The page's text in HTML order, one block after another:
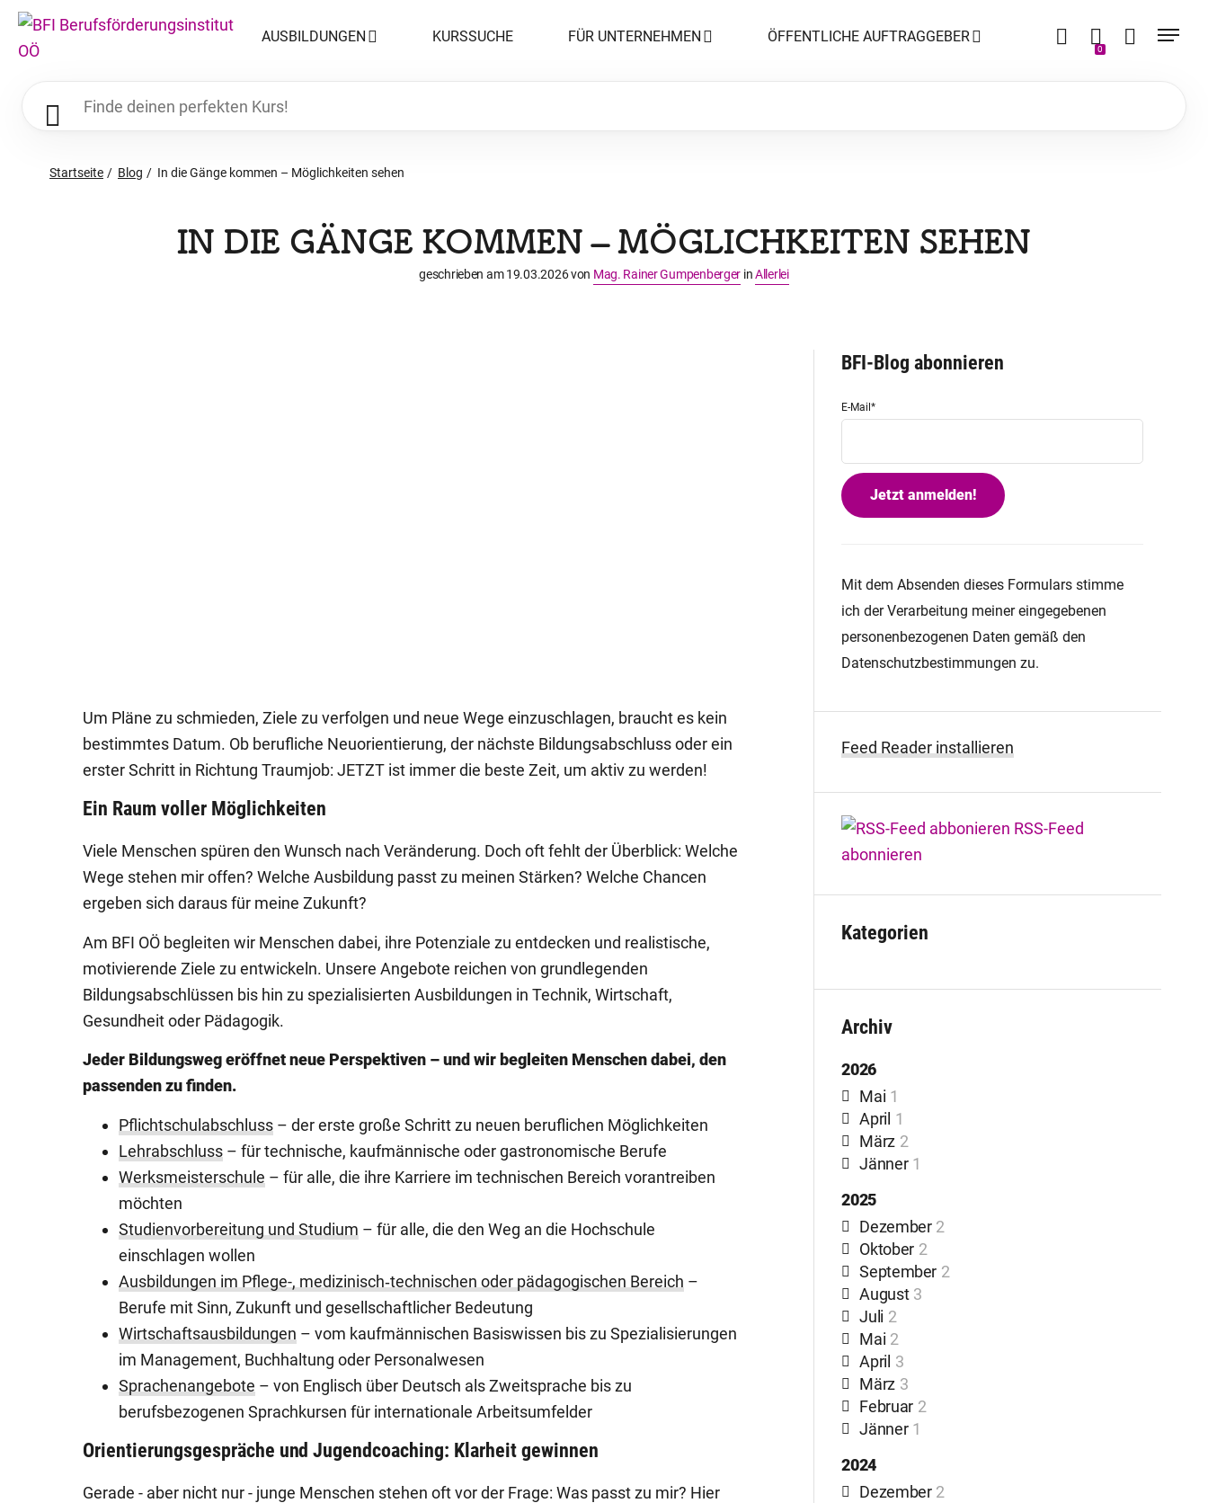
AUSBILDUNGEN KURSSUCHE FÜR UNTERNEHMEN ÖFFENTLICHE AUFTRAGGEBER
0
Startseite Blog In die Gänge kommen – Möglichkeiten sehen
IN DIE GÄNGE KOMMEN – MÖGLICHKEITEN SEHEN
geschrieben am19.03.2026von Mag. Rainer Gumpenberger inAllerlei
Um Pläne zu schmieden, Ziele zu verfolgen und neue Wege einzuschlagen, braucht es kein
bestimmtes Datum. Ob berufliche Neuorientierung, der nächste Bildungsabschluss oder ein
erster Schritt in Richtung Traumjob: JETZT ist immer die beste Zeit, um aktiv zu werden!
Ein Raum voller Möglichkeiten
Viele Menschen spüren den Wunsch nach Veränderung. Doch oft fehlt der Überblick: Welche
Wege stehen mir offen? Welche Ausbildung passt zu meinen Stärken? Welche Chancen
ergeben sich daraus für meine Zukunft?
Am BFI OÖ begleiten wir Menschen dabei, ihre Potenziale zu entdecken und realistische,
motivierende Ziele zu entwickeln. Unsere Angebote reichen von grundlegenden
Bildungsabschlüssen bis hin zu spezialisierten Ausbildungen in Technik, Wirtschaft,
Gesundheit oder Pädagogik.
Jeder Bildungsweg eröffnet neue Perspektiven – und wir begleiten Menschen dabei, den
passenden zu finden.
Pflichtschulabschluss – der erste große Schritt zu neuen beruflichen Möglichkeiten
Lehrabschluss – für technische, kaufmännische oder gastronomische Berufe
Werksmeisterschule – für alle, die ihre Karriere im technischen Bereich vorantreiben
möchten
Studienvorbereitung und Studium – für alle, die den Weg an die Hochschule
einschlagen wollen
Ausbildungen im Pflege-, medizinisch‑technischen oder pädagogischen Bereich –
Berufe mit Sinn, Zukunft und gesellschaftlicher Bedeutung
Wirtschaftsausbildungen – vom kaufmännischen Basiswissen bis zu Spezialisierungen
im Management, Buchhaltung oder Personalwesen
Sprachenangebote – von Englisch über Deutsch als Zweitsprache bis zu
berufsbezogenen Sprachkursen für internationale Arbeitsumfelder
Orientierungsgespräche und Jugendcoaching: Klarheit gewinnen
Gerade - aber nicht nur - junge Menschen stehen oft vor der Frage: Was passt zu mir? Hier
BFI-Blog abonnieren
E-Mail*
Mit dem Absenden dieses Formulars stimme
ich der Verarbeitung meiner eingegebenen
personenbezogenen Daten gemäß den
Datenschutzbestimmungen zu.
Feed Reader installieren
RSS-Feed
abonnieren
Kategorien
Archiv
2026
Mai 1
April 1
März 2
Jänner 1
2025
Dezember 2
Oktober 2
September 2
August 3
Juli 2
Mai 2
April 3
März 3
Februar 2
Jänner 1
2024
Dezember 2